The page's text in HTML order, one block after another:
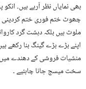
بھی نمایاں نظر آرہے ہیں۔
چھوٹ ختم فوری ختم کردینی
ملوث ہیں بلکہ دہشت گرد
اپنے بڑے بڑے گینگ بنا رکھے
منشیات فروشی کے دھندے
سخت میسج جانا چاہئیے ۔